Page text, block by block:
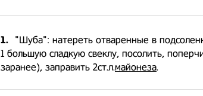
1.
"Шуба": натереть отваренные в
1 большую сладкую свеклу, посолить,
заранее), заправить 2ст.л.майонеза.